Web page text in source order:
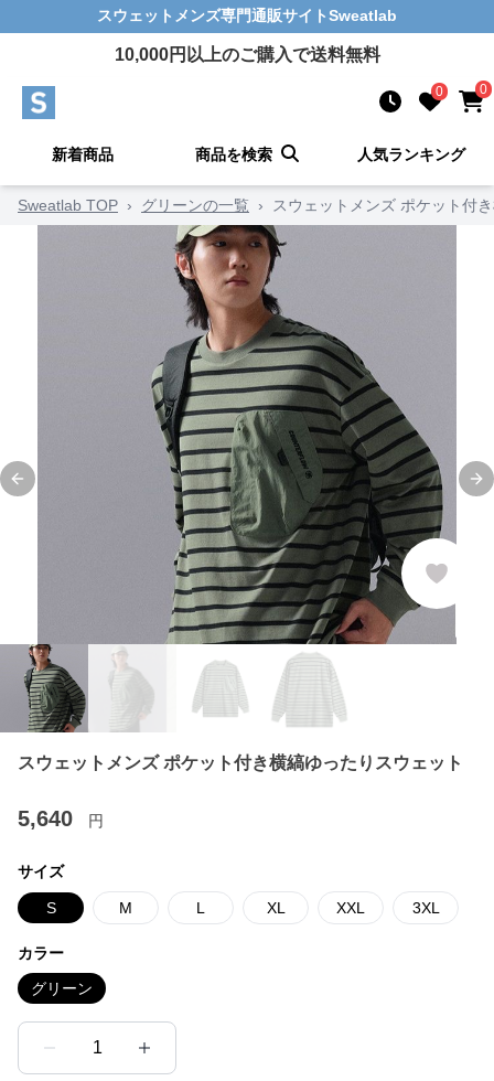
スウェットメンズ専門通販サイトSweatlab
10,000円以上のご購入で送料無料
0 0
新着商品 商品を検索 人気ランキング
Sweatlab TOP › グリーンの一覧 › スウェットメンズ ポケット付
Previous slide
スウェットメンズ ポケット付き横縞ゆったりスウェット
5,640 円
サイズ
S M L XL XXL 3XL
カラー
グリーン
1